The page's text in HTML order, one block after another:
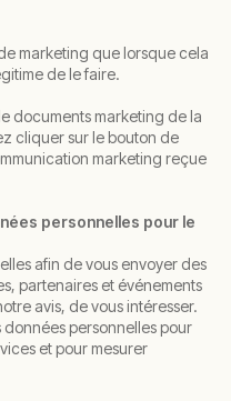
marketing que lorsque cela
de le faire.
documents marketing de la
cliquer sur le bouton de
marketing reçue
personnelles pour le
afin de vous envoyer des
partenaires et événements
avis, de vous intéresser.
personnelles pour
et pour mesurer